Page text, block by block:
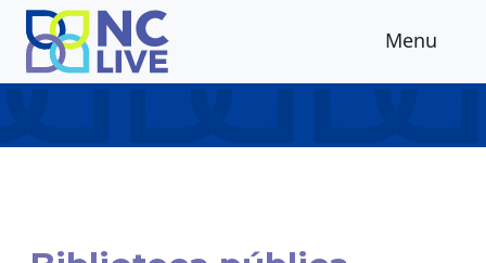
Skip to main content
Menu